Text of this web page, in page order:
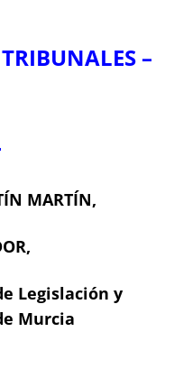
–
MARTÍN,
Legislación y
Murcia